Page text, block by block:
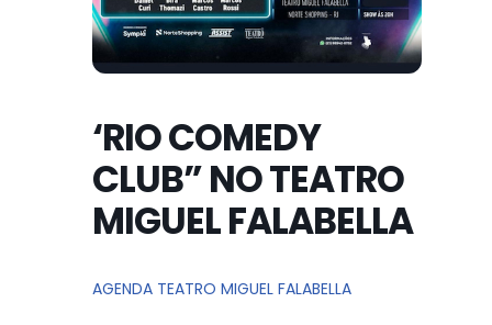
‘RIO COMEDY
CLUB” NO TEATRO
MIGUEL FALABELLA
AGENDA TEATRO MIGUEL FALABELLA